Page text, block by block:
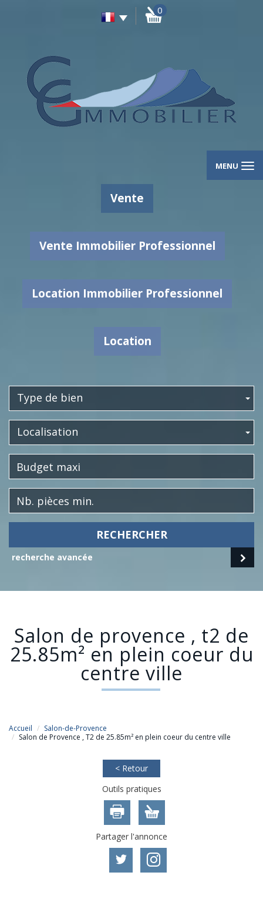
0
MENU
Vente
Vente Immobilier Professionnel
Location Immobilier Professionnel
Location
Type de bien
Localisation
RECHERCHER
recherche avancée
salon de provence , t2 de
25.85m² en plein coeur du
centre ville
Accueil
Salon-de-Provence
Salon de Provence , T2 de 25.85m² en plein coeur du centre ville
< Retour
Outils pratiques
Partager l'annonce